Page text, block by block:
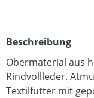
Beschreibung
Obermaterial aus
Rindvollleder.
Textilfutter mit